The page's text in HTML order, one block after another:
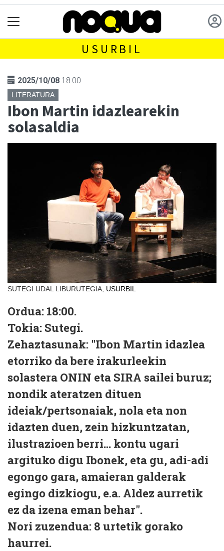
USURBIL
2025/10/08 18:00
LITERATURA
Ibon Martin idazlearekin
solasaldia
SUTEGI UDAL LIBURUTEGIA, USURBIL
Ordua: 18:00.
Tokia: Sutegi.
Zehaztasunak: "Ibon Martin idazlea
etorriko da bere irakurleekin
solastera ONIN eta SIRA sailei buruz;
nondik ateratzen dituen
ideiak/pertsonaiak, nola eta non
idazten duen, zein hizkuntzatan,
ilustrazioen berri... kontu ugari
argituko digu Ibonek, eta gu, adi-adi
egongo gara, amaieran galderak
egingo dizkiogu, e.a. Aldez aurretik
ez da izena eman behar".
Nori zuzendua: 8 urtetik gorako
haurrei.